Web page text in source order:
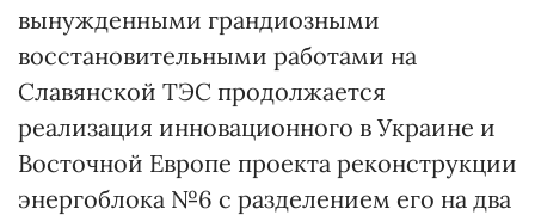
вынужденными грандиозными
восстановительными работами на
Славянской ТЭС продолжается
реализация инновационного в Украине и
Восточной Европе проекта реконструкции
энергоблока №6 с разделением его на два